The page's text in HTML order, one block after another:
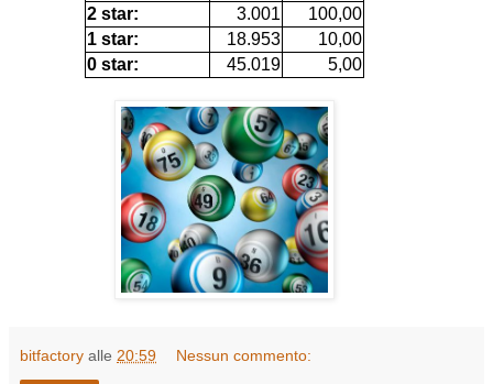
2 star:
3.001
100,00
1 star:
18.953
10,00
0 star:
45.019 5,00
bitfactory alle 20:59 Nessun commento: